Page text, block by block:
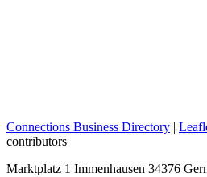
Connections Business Directory |
contributors
Marktplatz 1 Immenhausen 34376